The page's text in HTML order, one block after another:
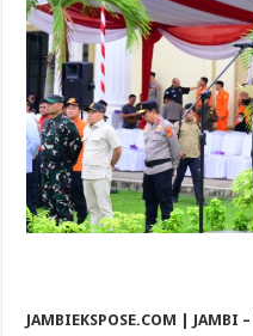
JAMBIEKSPOSE.COM | JAMBI –